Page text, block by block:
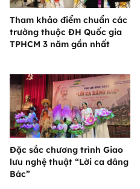
Tham khảo điểm chuẩn các
trường thuộc ĐH Quốc gia
TPHCM 3 năm gần nhất
Đặc sắc chương trình Giao
lưu nghệ thuật “Lời ca dâng
Bác”